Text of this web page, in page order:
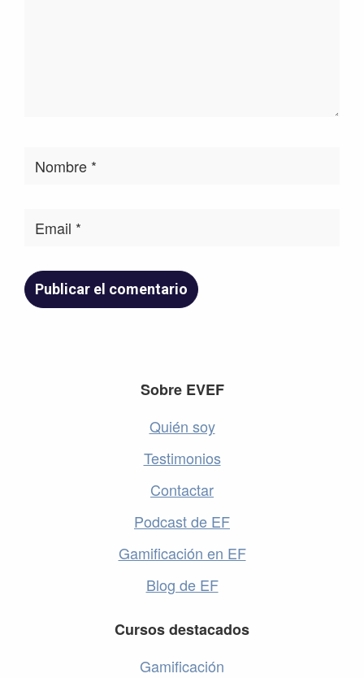
Sobre EVEF
Quién soy
Testimonios
Contactar
Podcast de EF
Gamificación en EF
Blog de EF
Cursos destacados
Gamificación